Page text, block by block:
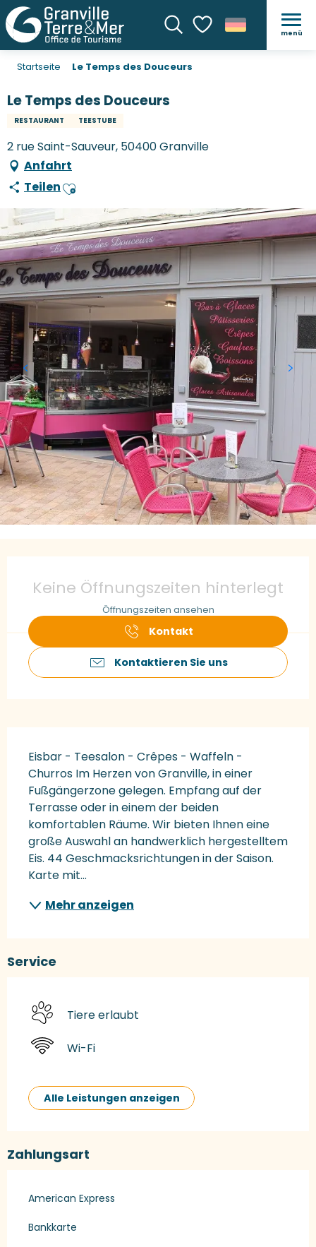
SucheVoir les favoris
menü
Startseite Le Temps des Douceurs
Le Temps des Douceurs
RESTAURANT TEESTUBE
2 rue Saint-Sauveur, 50400 Granville
Anfahrt
TeilenAjouter aux favoris
Keine Öffnungszeiten hinterlegt
Öffnungszeiten ansehen
Kontakt
Kontaktieren Sie uns
Eisbar - Teesalon - Crêpes - Waffeln -
Churros Im Herzen von Granville, in einer
Fußgängerzone gelegen. Empfang auf der
Terrasse oder in einem der beiden
komfortablen Räume. Wir bieten Ihnen eine
große Auswahl an handwerklich hergestelltem
Eis. 44 Geschmacksrichtungen in der Saison.
Karte mit...
Mehr anzeigen
Service
Tiere erlaubt
Wi-Fi
Alle Leistungen anzeigen
Zahlungsart
American Express
Bankkarte